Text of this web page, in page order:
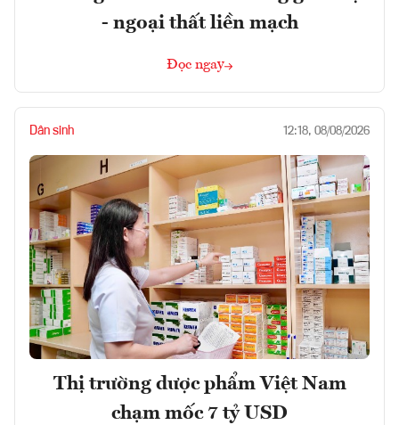
- ngoại thất liền mạch
Đọc ngay
Dân sinh 12:18, 08/08/2026
Thị trường dược phẩm Việt Nam
chạm mốc 7 tỷ USD